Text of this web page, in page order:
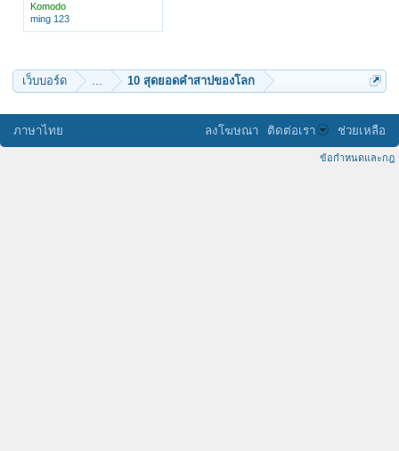
Komodo
ming 123
เว็บบอร์ด ... 10 สุดยอดคำสาปของโลก
ภาษาไทย ลงโฆษณา ติดต่อเรา ช่วยเหลือ
ข้อกำหนดและกฎ